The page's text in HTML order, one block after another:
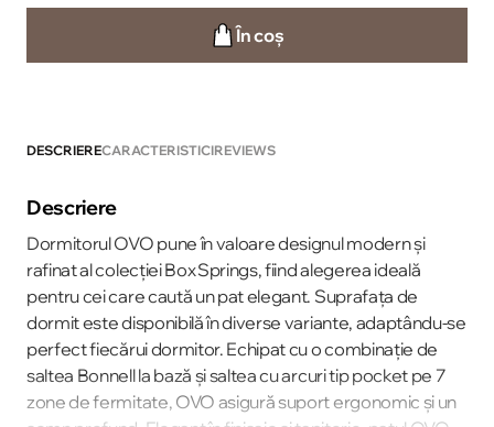
În coș
DESCRIERECARACTERISTICIREVIEWS
Descriere
Dormitorul OVO pune în valoare designul modern și
rafinat al colecției Box Springs, fiind alegerea ideală
pentru cei care caută un pat elegant. Suprafața de
dormit este disponibilă în diverse variante, adaptându‑se
perfect fiecărui dormitor. Echipat cu o combinație de
saltea Bonnell la bază și saltea cu arcuri tip pocket pe 7
zone de fermitate, OVO asigură suport ergonomic și un